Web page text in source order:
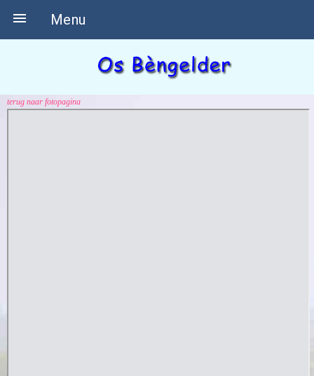
Menu

terug naar fotopagina